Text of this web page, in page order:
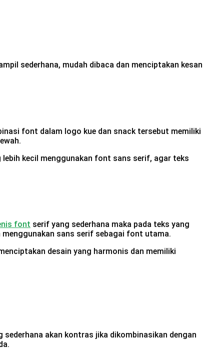
sederhana, mudah dibaca dan menciptakan kesan
font dalam logo kue dan snack tersebut memiliki
kecil menggunakan font sans serif, agar teks
font serif yang sederhana maka pada teks yang
sans serif sebagai font utama.
desain yang harmonis dan memiliki
akan kontras jika dikombinasikan dengan